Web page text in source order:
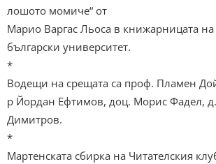
лошото момиче“ от
Марио Варгас Льоса в книжарницата
български университет.
*
Водещи на срещата са проф. Пламен
р Йордан Ефтимов, доц. Морис Фадел,
Димитров.
*
Мартенската сбирка на Читателския